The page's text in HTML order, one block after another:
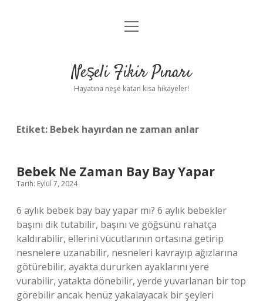
Anasayfa
Yasal Uyarı
menüyü
Neşeli Fikir Pınarı
Hayatına neşe katan kısa hikayeler!
Etiket: Bebek hayırdan ne zaman anlar
Bebek Ne Zaman Bay Bay Yapar
Tarih: Eylül 7, 2024
6 aylık bebek bay bay yapar mı? 6 aylık bebekler
başını dik tutabilir, başını ve göğsünü rahatça
kaldırabilir, ellerini vücutlarının ortasına getirip
nesnelere uzanabilir, nesneleri kavrayıp ağızlarına
götürebilir, ayakta dururken ayaklarını yere
vurabilir, yatakta dönebilir, yerde yuvarlanan bir top
görebilir ancak henüz yakalayacak bir şeyleri